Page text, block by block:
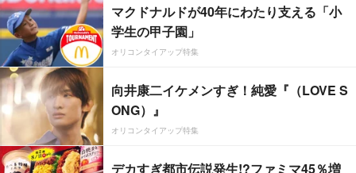
マクドナルドが40年にわたり支える「小
学生の甲子園」
オリコンタイアップ特集
向井康二イケメンすぎ！純愛『（LOVE S
ONG）』
オリコンタイアップ特集
デカすぎ都市伝説発生!?ファミマ45％増